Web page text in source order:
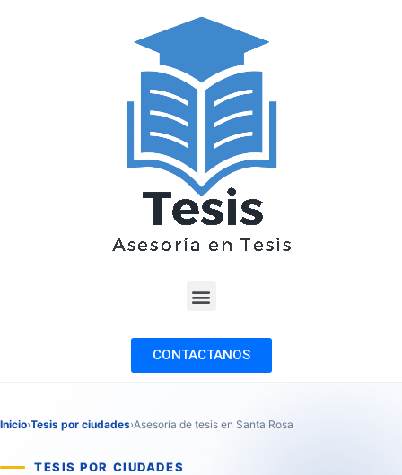
CONTACTANOS
Inicio›Tesis por ciudades›Asesoría de tesis en Santa Rosa
TESIS POR CIUDADES